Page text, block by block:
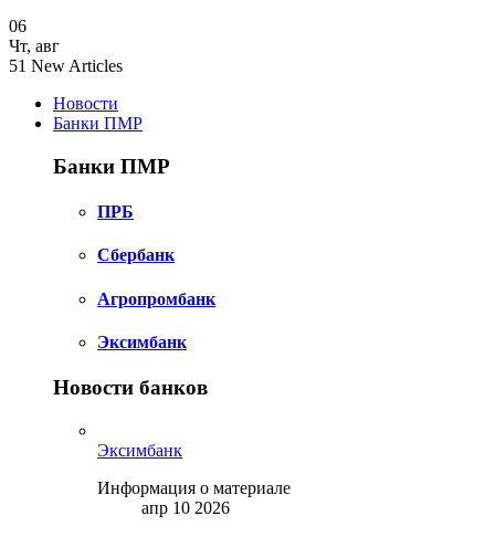
06
Чт, авг
51 New Articles
Новости
Банки ПМР
Банки ПМР
ПРБ
Сбербанк
Агропромбанк
Эксимбанк
Новости банков
Эксимбанк
Информация о материале
апр 10 2026